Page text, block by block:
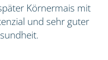
Körnermais mit
und sehr guter